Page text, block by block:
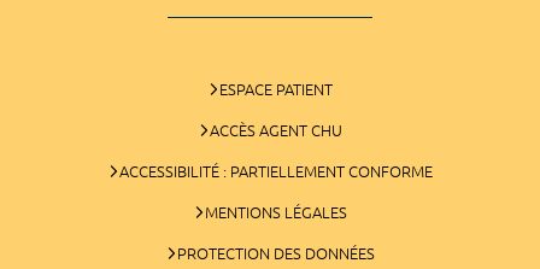
ESPACE PATIENT
ACCÈS AGENT CHU
ACCESSIBILITÉ : PARTIELLEMENT CONFORME
MENTIONS LÉGALES
PROTECTION DES DONNÉES